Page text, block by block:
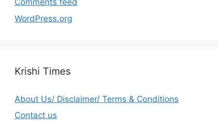
Comments feed
WordPress.org
Krishi Times
About Us/ Disclaimer/ Terms & Conditions
Contact us